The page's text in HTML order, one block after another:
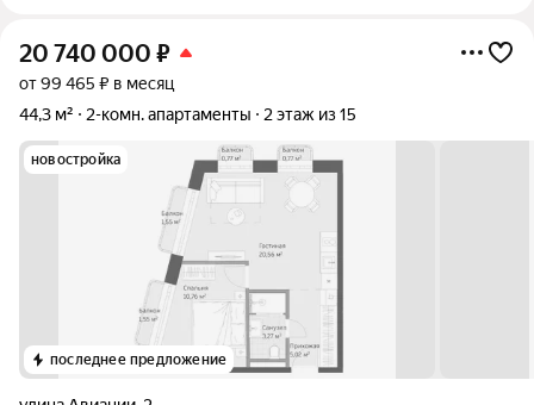
20 740 000 ₽
от 99 465 ₽ в месяц
44,3 м²
2-комн. апартаменты 2 этаж из 15
новостройка
последнее предложение